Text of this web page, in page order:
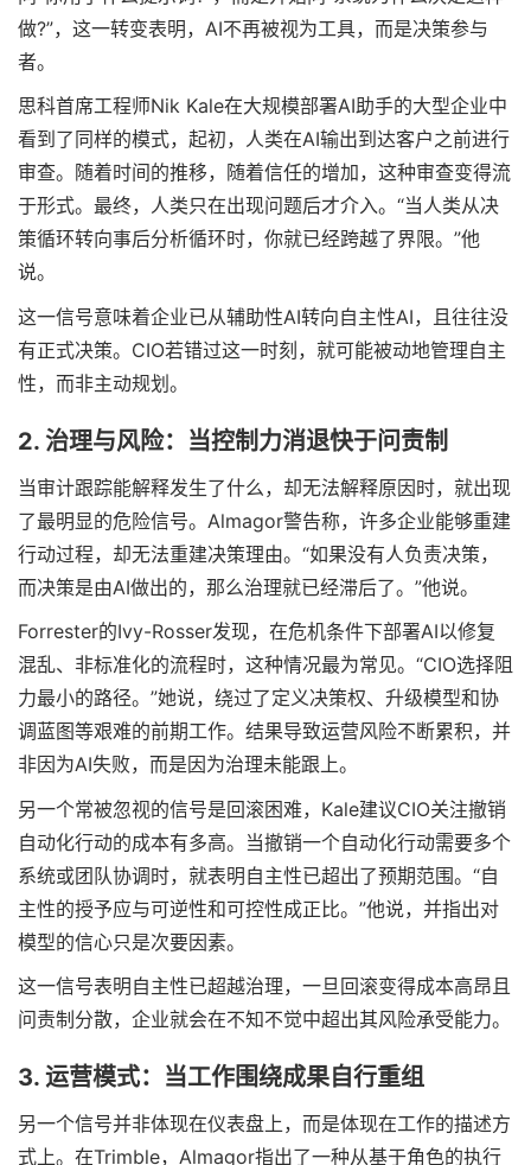
做?”，这一转变表明，AI不再被视为工具，而是决策参与
者。
思科首席工程师Nik Kale在大规模部署AI助手的大型企业中
看到了同样的模式，起初，人类在AI输出到达客户之前进行
审查。随着时间的推移，随着信任的增加，这种审查变得流
于形式。最终，人类只在出现问题后才介入。“当人类从决
策循环转向事后分析循环时，你就已经跨越了界限。”他
说。
这一信号意味着企业已从辅助性AI转向自主性AI，且往往没
有正式决策。CIO若错过这一时刻，就可能被动地管理自主
性，而非主动规划。
2. 治理与风险：当控制力消退快于问责制
当审计跟踪能解释发生了什么，却无法解释原因时，就出现
了最明显的危险信号。Almagor警告称，许多企业能够重建
行动过程，却无法重建决策理由。“如果没有人负责决策，
而决策是由AI做出的，那么治理就已经滞后了。”他说。
Forrester的Ivy-Rosser发现，在危机条件下部署AI以修复
混乱、非标准化的流程时，这种情况最为常见。“CIO选择阻
力最小的路径。”她说，绕过了定义决策权、升级模型和协
调蓝图等艰难的前期工作。结果导致运营风险不断累积，并
非因为AI失败，而是因为治理未能跟上。
另一个常被忽视的信号是回滚困难，Kale建议CIO关注撤销
自动化行动的成本有多高。当撤销一个自动化行动需要多个
系统或团队协调时，就表明自主性已超出了预期范围。“自
主性的授予应与可逆性和可控性成正比。”他说，并指出对
模型的信心只是次要因素。
这一信号表明自主性已超越治理，一旦回滚变得成本高昂且
问责制分散，企业就会在不知不觉中超出其风险承受能力。
3. 运营模式：当工作围绕成果自行重组
另一个信号并非体现在仪表盘上，而是体现在工作的描述方
式上。在Trimble，Almagor指出了一种从基于角色的执行